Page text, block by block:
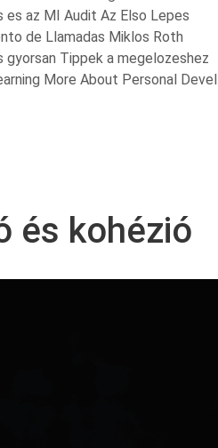
es az MI Audit Az Elso Lepes
de Llamadas Miklos Roth
gyorsan Tippek a megelozeshez
More About Personal Devel
és kohézió